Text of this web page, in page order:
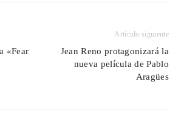
«Fear
Artículo siguiente
Jean Reno protagonizará la
nueva película de Pablo
Aragües